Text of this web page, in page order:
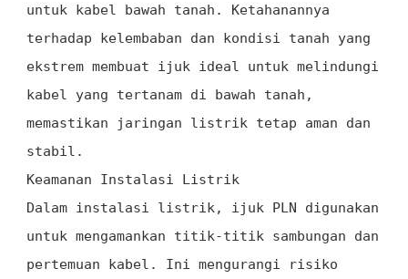
untuk kabel bawah tanah. Ketahanannya
terhadap kelembaban dan kondisi tanah yang
ekstrem membuat ijuk ideal untuk melindungi
kabel yang tertanam di bawah tanah,
memastikan jaringan listrik tetap aman dan
stabil.
Keamanan Instalasi Listrik
Dalam instalasi listrik, ijuk PLN digunakan
untuk mengamankan titik-titik sambungan dan
pertemuan kabel. Ini mengurangi risiko